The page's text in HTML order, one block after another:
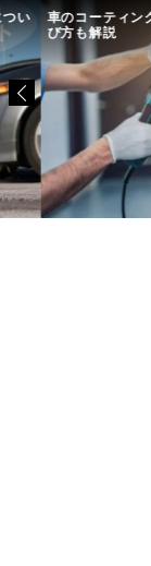
い 車のコーティン
び方も解説